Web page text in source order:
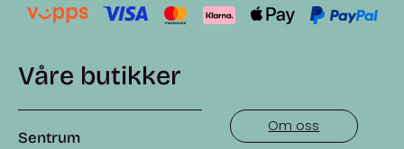
Våre butikker
Sentrum
Om oss